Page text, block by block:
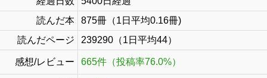
読んだ本
875冊（1日平均0.16冊)
読んだページ
239290（1日平均44）
感想/レビュー 665件（投稿率76.0%）